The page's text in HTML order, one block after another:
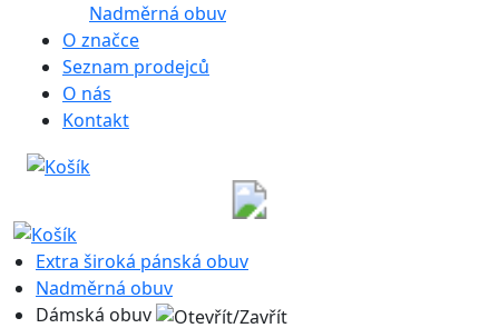
Nadměrná obuv
O značce
Seznam prodejců
O nás
Kontakt
Extra široká pánská obuv
Nadměrná obuv
Dámská obuv